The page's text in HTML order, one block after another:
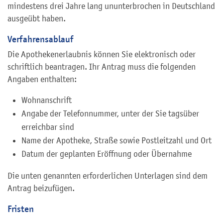
mindestens drei Jahre lang ununterbrochen in Deutschland
ausgeübt haben.
Verfahrensablauf
Die Apothekenerlaubnis können Sie elektronisch oder
schriftlich beantragen. Ihr Antrag muss die folgenden
Angaben enthalten:
Wohnanschrift
Angabe der Telefonnummer, unter der Sie tagsüber
erreichbar sind
Name der Apotheke, Straße sowie Postleitzahl und Ort
Datum der geplanten Eröffnung oder Übernahme
Die unten genannten erforderlichen Unterlagen sind dem
Antrag beizufügen.
Fristen